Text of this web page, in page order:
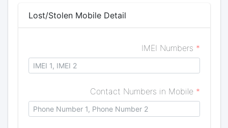
Lost/Stolen Mobile Detail
IMEI Numbers *
Contact Numbers in Mobile *